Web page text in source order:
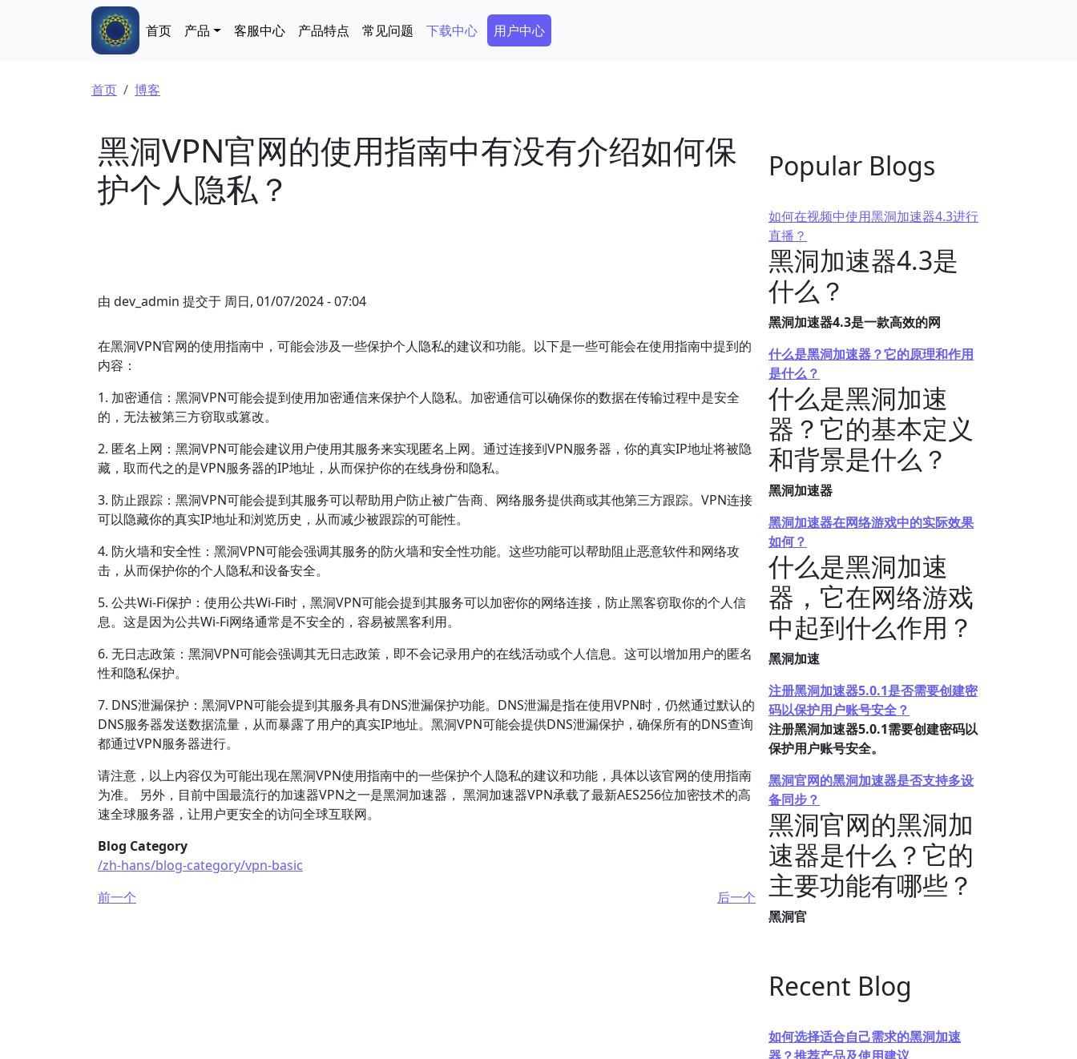
Main navigation
首页 产品 客服中心 产品特点 常见问题 下载中心 Secondary Menu
用户中心
面包屑
首页 博客
黑洞VPN官网的使用指南中有没有介绍如何保
护个人隐私？
由 dev_admin 提交于 周日, 01/07/2024 - 07:04
在黑洞VPN官网的使用指南中，可能会涉及一些保护个人隐私的建议和功能。以下是一些可能会在使用指南中提到的
内容：
1. 加密通信：黑洞VPN可能会提到使用加密通信来保护个人隐私。加密通信可以确保你的数据在传输过程中是安全
的，无法被第三方窃取或篡改。
2. 匿名上网：黑洞VPN可能会建议用户使用其服务来实现匿名上网。通过连接到VPN服务器，你的真实IP地址将被隐
藏，取而代之的是VPN服务器的IP地址，从而保护你的在线身份和隐私。
3. 防止跟踪：黑洞VPN可能会提到其服务可以帮助用户防止被广告商、网络服务提供商或其他第三方跟踪。VPN连接
可以隐藏你的真实IP地址和浏览历史，从而减少被跟踪的可能性。
4. 防火墙和安全性：黑洞VPN可能会强调其服务的防火墙和安全性功能。这些功能可以帮助阻止恶意软件和网络攻
击，从而保护你的个人隐私和设备安全。
5. 公共Wi-Fi保护：使用公共Wi-Fi时，黑洞VPN可能会提到其服务可以加密你的网络连接，防止黑客窃取你的个人信
息。这是因为公共Wi-Fi网络通常是不安全的，容易被黑客利用。
6. 无日志政策：黑洞VPN可能会强调其无日志政策，即不会记录用户的在线活动或个人信息。这可以增加用户的匿名
性和隐私保护。
7. DNS泄漏保护：黑洞VPN可能会提到其服务具有DNS泄漏保护功能。DNS泄漏是指在使用VPN时，仍然通过默认的
DNS服务器发送数据流量，从而暴露了用户的真实IP地址。黑洞VPN可能会提供DNS泄漏保护，确保所有的DNS查询
都通过VPN服务器进行。
请注意，以上内容仅为可能出现在黑洞VPN使用指南中的一些保护个人隐私的建议和功能，具体以该官网的使用指南
为准。 另外，目前中国最流行的加速器VPN之一是黑洞加速器， 黑洞加速器VPN承载了最新AES256位加密技术的高
速全球服务器，让用户更安全的访问全球互联网。
Blog Category
/zh-hans/blog-category/vpn-basic
前一个
后一个
Popular Blogs
如何在视频中使用黑洞加速器4.3进行
直播？
黑洞加速器4.3是
什么？
黑洞加速器4.3是一款高效的网
什么是黑洞加速器？它的原理和作用
是什么？
什么是黑洞加速
器？它的基本定义
和背景是什么？
黑洞加速器
黑洞加速器在网络游戏中的实际效果
如何？
什么是黑洞加速
器，它在网络游戏
中起到什么作用？
黑洞加速
注册黑洞加速器5.0.1是否需要创建密
码以保护用户账号安全？
注册黑洞加速器5.0.1需要创建密码以
保护用户账号安全。
黑洞官网的黑洞加速器是否支持多设
备同步？
黑洞官网的黑洞加
速器是什么？它的
主要功能有哪些？
黑洞官
Recent Blog
如何选择适合自己需求的黑洞加速